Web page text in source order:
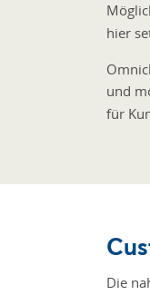
hier
und
für
Die